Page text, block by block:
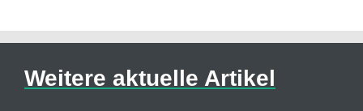
Weitere aktuelle Artikel